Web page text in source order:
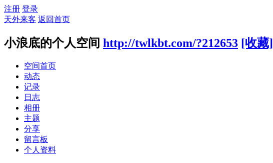
注册 登录
天外来客 返回首页
小浪底的个人空间 http://twlkbt.com/?212653 [收藏]
空间首页
动态
记录
日志
相册
主题
分享
留言板
个人资料